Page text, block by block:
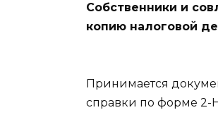
Собственники и
копию налоговой
Принимается
справки по форме 2-